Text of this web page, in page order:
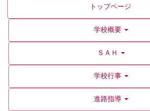
トップページ
学校概要
ＳＡＨ
学校行事
進路指導